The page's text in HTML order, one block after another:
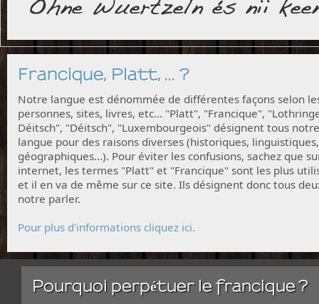
Francique, Platt, ... ?
Notre langue est dénommée de différentes façons selon
personnes, sites, livres, etc... "Platt", "Francique",
Déitsch", "Déitsch", "Luxembourgeois" désignent tous notre
langue pour des raisons diverses (historiques, linguistiques,
géographiques...). Pour éviter les confusions, sachez que
internet, les termes "Platt" et "Francique" sont les plus
et il en va de même sur ce site. Ils désignent donc tous
notre parler.
Pour plus d'informations cliquez ici.
Pourquoi perpétuer le francique ?